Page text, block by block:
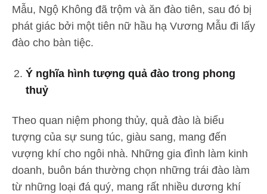
Mẫu, Ngộ Không đã trộm và ăn đào tiên, sau đó bị
phát giác bởi một tiên nữ hầu hạ Vương Mẫu đi lấy
đào cho bàn tiệc.
Ý nghĩa hình tượng quả đào trong phong
thuỷ
Theo quan niệm phong thủy, quả đào là biểu
tượng của sự sung túc, giàu sang, mang đến
vượng khí cho ngôi nhà. Những gia đình làm kinh
doanh, buôn bán thường chọn những trái đào làm
từ những loại đá quý, mang rất nhiều dương khí